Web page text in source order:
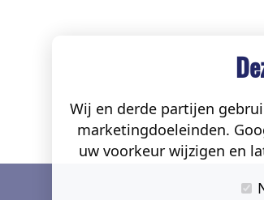
Wij en derde partijen
marketingdoeleinden.
uw voorkeur wijzigen en